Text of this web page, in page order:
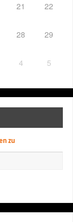
21 22
28 29
4 5
zu